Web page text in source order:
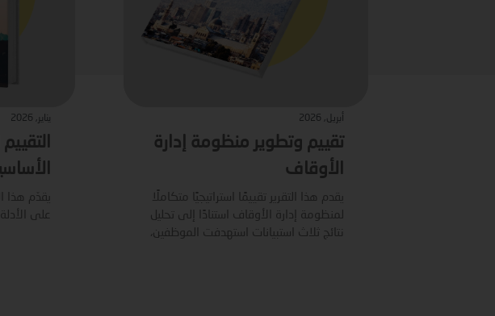
أبريل, 2026
تقييم وتطوير منظومة إدارة
الأوقاف
يقدم هذا التقرير تقييمًا استراتيجيًا متكاملًا
لمنظومة إدارة الأوقاف استنادًا إلى تحليل
نتائج ثلاث استبيانات استهدفت الموظفين،
يناير, 2026
يقدّم هذا
على